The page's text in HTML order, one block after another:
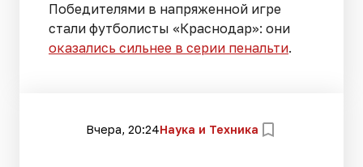
Победителями в напряженной игре
стали футболисты «Краснодар»: они
оказались сильнее в серии пенальти.
Вчера, 20:24Наука и Техника